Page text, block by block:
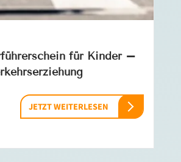
für Kinder –
JETZT WEITERLESEN